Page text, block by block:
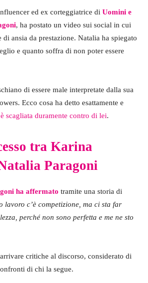
ed ex corteggiatrice di Uomini e
, ha postato un video sui social in cui
ansia da prestazione. Natalia ha spiegato
e quanto soffra di non poter essere
di essere male interpretate dalla sua
Ecco cosa ha detto esattamente e
scagliata duramente contro di lei.
tra Karina
Paragoni
ha affermato tramite una storia di
lavoro c’è competizione, ma ci sta far
perché non sono perfetta e me ne sto
critiche al discorso, considerato di
di chi la segue.